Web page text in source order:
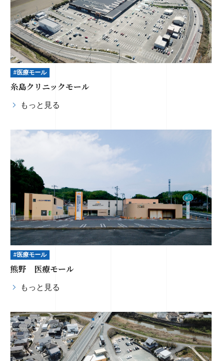
#医療モール
糸島クリニックモール
もっと見る
#医療モール
熊野 医療モール
もっと見る